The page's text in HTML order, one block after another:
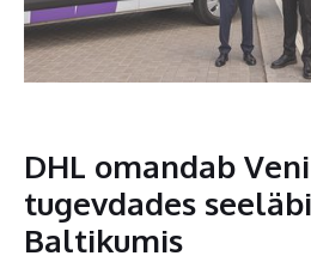
DHL omandab
tugevdades
Baltikumis